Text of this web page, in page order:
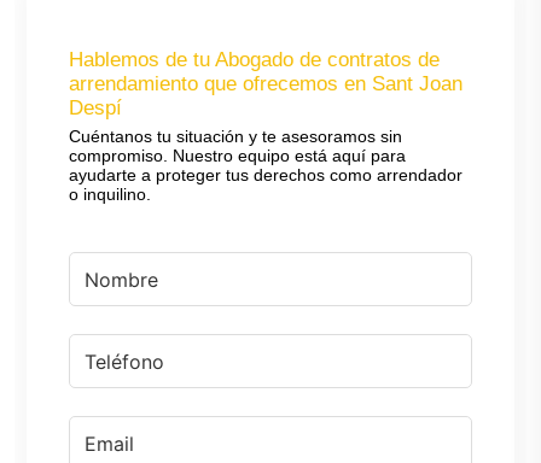
Hablemos de tu Abogado de contratos de
arrendamiento que ofrecemos en Sant Joan
Despí
Cuéntanos tu situación y te asesoramos sin
compromiso. Nuestro equipo está aquí para
ayudarte a proteger tus derechos como arrendador
o inquilino.